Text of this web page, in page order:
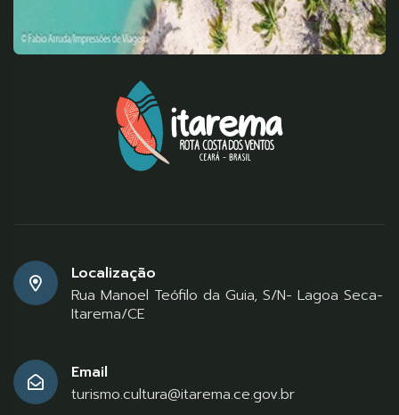
Localização
Rua Manoel Teófilo da Guia, S/N- Lagoa Seca-
Itarema/CE
Email
turismo.cultura@itarema.ce.gov.br